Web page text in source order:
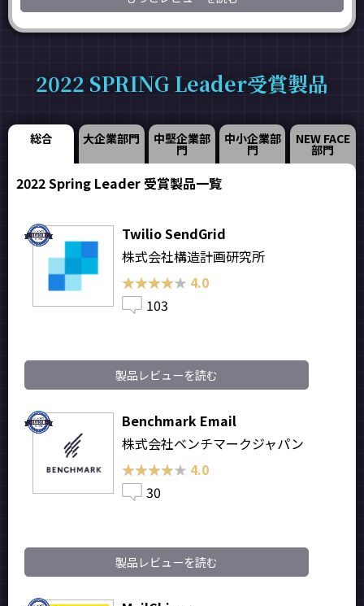
2022 SPRING Leader受賞製品
総合 大企業部門 中堅企業部
門
中小企業部
門
NEW FACE
部門
2022 Spring Leader 受賞製品一覧
Twilio SendGrid
株式会社構造計画研究所
★★★★★
★★★★★ 4.0
103
製品レビューを読む
Benchmark Email
株式会社ベンチマークジャパン
★★★★★
★★★★★ 4.0
30
製品レビューを読む